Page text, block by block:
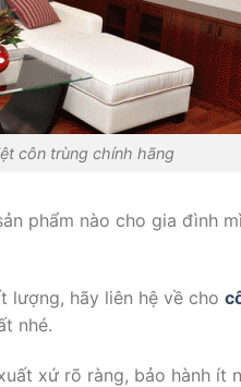
côn trùng chính hãng
phẩm nào cho gia đình
lượng, hãy liên hệ về cho
nhé.
xứ rõ ràng, bảo hành ít